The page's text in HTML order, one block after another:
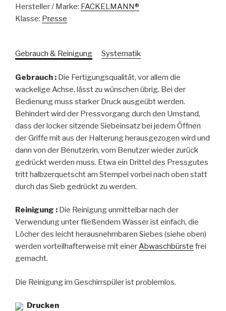
Hersteller / Marke: FACKELMANN®
Klasse: Presse
Gebrauch & Reinigung Systematik
Gebrauch : Die Fertigungsqualität, vor allem die
wackelige Achse, lässt zu wünschen übrig. Bei der
Bedienung muss starker Druck ausgeübt werden.
Behindert wird der Pressvorgang durch den Umstand,
dass der locker sitzende Siebeinsatz bei jedem Öffnen
der Griffe mit aus der Halterung herausgezogen wird und
dann von der Benutzerin, vom Benutzer wieder zurück
gedrückt werden muss. Etwa ein Drittel des Pressgutes
tritt halbzerquetscht am Stempel vorbei nach oben statt
durch das Sieb gedrückt zu werden.
Reinigung : Die Reinigung unmittelbar nach der
Verwendung unter fließendem Wasser ist einfach, die
Löcher des leicht herausnehmbaren Siebes (siehe oben)
werden vorteilhafterweise mit einerAbwaschbürste frei
gemacht.
Die Reinigung im Geschirrspüler ist problemlos.
Drucken